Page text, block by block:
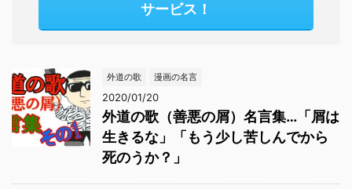
サービス！
外道の歌 漫画の名言
2020/01/20
外道の歌（善悪の屑）名言集…「屑は
生きるな」「もう少し苦しんでから
死のうか？」